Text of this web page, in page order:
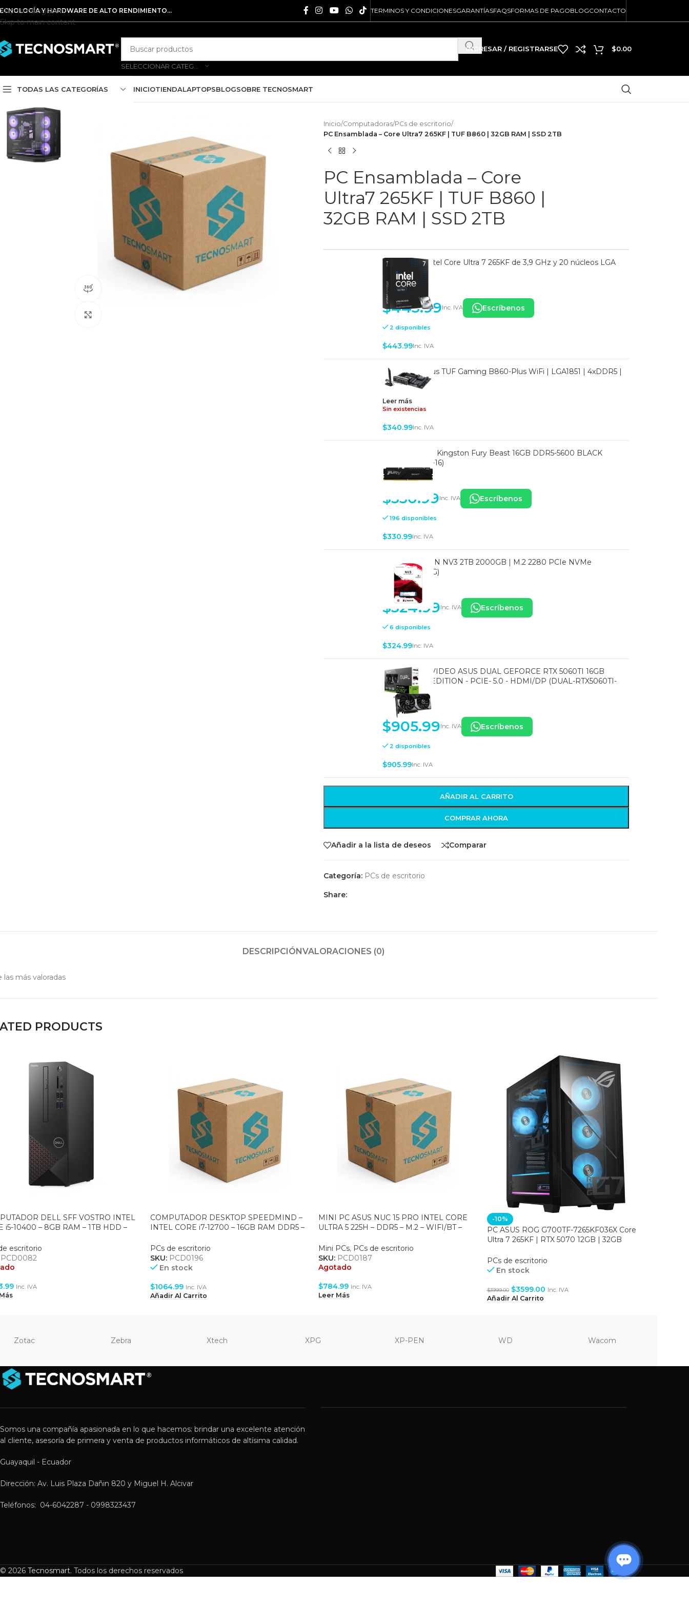
Skip to navigation
Skip to main content
Y HARDWARE DE ALTO RENDIMIENTO... TERMINOS Y CONDICIONESGARANTÍASFAQSFORMAS DE PAGOBLOGCONTACTO
INGRESAR / REGISTRARSE $0.00
TODAS LAS CATEGORÍAS INICIOTIENDALAPTOPSBLOGSOBRE TECNOSMART
vista de producto 360
Inicio/Computadoras/PCs de escritorio/
PC Ensamblada – Core Ultra7 265KF | TUF B860 | 32GB RAM | SSD 2TB
PC Ensamblada – Core
Ultra7 265KF | TUF B860 |
32GB RAM | SSD 2TB
Procesador Intel Core Ultra 7 265KF de 3,9 GHz y 20 núcleos LGA
1851
-
+
$443.99Inc. IVA Escríbenos
$443.99Inc. IVA
2 disponibles
Mainboard Asus TUF Gaming B860-Plus WiFi | LGA1851 | 4xDDR5 |
ATX | WiFi7
Leer más
$340.99Inc. IVA
Sin existencias
Memoria RAM Kingston Fury Beast 16GB DDR5-5600 BLACK
(KF556C40BB-16)
-
+
$330.99Inc. IVA Escríbenos
$330.99Inc. IVA
196 disponibles
SSD KINGSTON NV3 2TB 2000GB | M.2 2280 PCIe NVMe
(SNV3S/2000G)
+
$324.99Inc. IVA Escríbenos
$324.99Inc. IVA
6 disponibles
TARJETA DE VIDEO ASUS DUAL GEFORCE RTX 5060TI 16GB
GDDR7 - OC EDITION - PCIE- 5.0 - HDMI/DP (DUAL-RTX5060TI-
O16G-EVO)
+
$905.99Inc. IVA Escríbenos
$905.99Inc. IVA
2 disponibles
AÑADIR AL CARRITO
COMPRAR AHORA
Añadir a la lista de deseos Comparar
Categoría: PCs de escritorio
Share:
DESCRIPCIÓNVALORACIONES (0)
las más valoradas
PRODUCTS
DELL SFF VOSTRO INTEL
i5-10400 – 8GB RAM – 1TB HDD –
(791WD+P2422H)
escritorio
PCD0082
Inc. IVA
COMPUTADOR DESKTOP SPEEDMIND –
INTEL CORE i7-12700 – 16GB RAM DDR5 –
TECLADO/MOUSE
PCs de escritorio
SKU: PCD0196
En stock
$1064.99 Inc. IVA
Añadir Al Carrito
MINI PC ASUS NUC 15 PRO INTEL CORE
ULTRA 5 225H – DDR5 – M.2 – WIFI/BT –
Mini PCs, PCs de escritorio
SKU: PCD0187
Agotado
$784.99 Inc. IVA
Leer Más
-10%
PC ASUS ROG G700TF-7265KF036X Core
Ultra 7 265KF | RTX 5070 12GB | 32GB
PCs de escritorio
En stock
$3999.00 $3599.00 Inc. IVA
Añadir Al Carrito
Zotac Zebra Xtech XPG XP-PEN WD Wacom
Somos una compañía apasionada en lo que hacemos: brindar una excelente atención
al cliente, asesoría de primera y venta de productos informáticos de altísima calidad.
Guayaquil - Ecuador
Dirección: Av. Luis Plaza Dañin 820 y Miguel H. Alcivar
Teléfonos: 04-6042287 - 0998323437
© 2026 Tecnosmart. Todos los derechos reservados